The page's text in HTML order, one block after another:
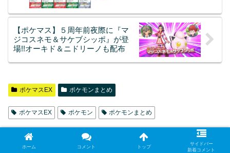
【ポケマス】５周年前夜際に『マ
ジコスネモ＆サケブシッポ』が登
場!!オーキド＆ニドリーノも配布
ポケマスEX ポケモンまとめ
ポケマスEX ポケモン ポケモンまとめ
シェアする
ホーム コメント トップ
サイドバー
新着コメント